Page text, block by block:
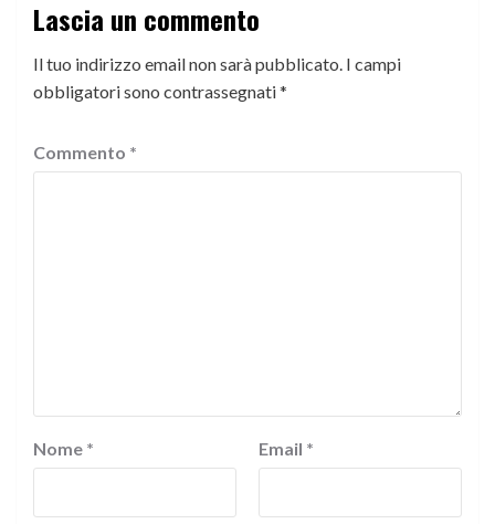
Lascia un commento
Il tuo indirizzo email non sarà pubblicato. I campi
obbligatori sono contrassegnati*
Commento *
Nome * Email *